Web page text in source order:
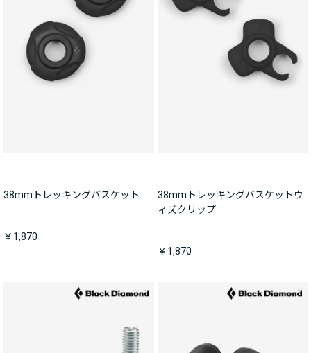
38mmトレッキングバスケット
￥1,870
38mmトレッキングバスケットウ
ィズクリップ
￥1,870